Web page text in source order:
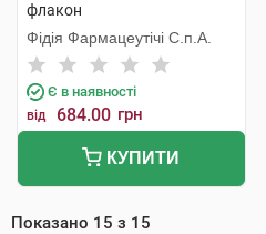
флакон
Фідія Фармацеутічі С.п.А.
Є в наявності
від 684.00 грн
КУПИТИ
Показано 15 з 15